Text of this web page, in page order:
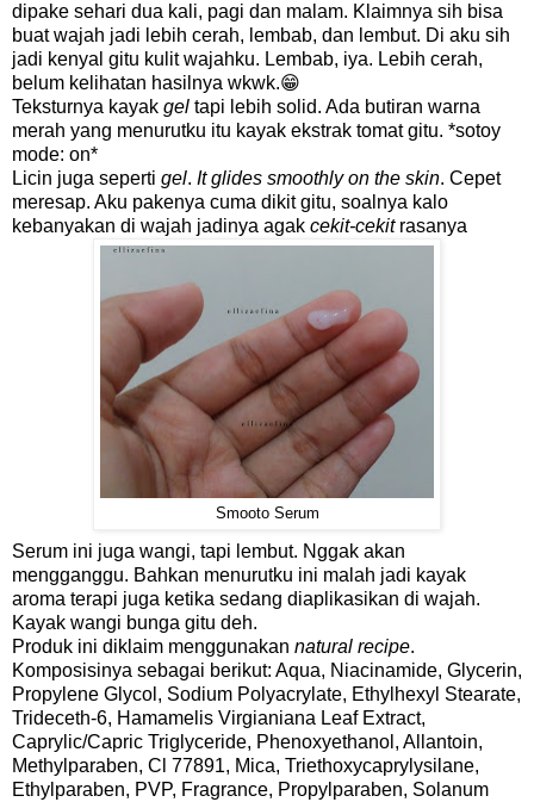
dipake sehari dua kali, pagi dan malam. Klaimnya sih bisa
buat wajah jadi lebih cerah, lembab, dan lembut. Di aku sih
jadi kenyal gitu kulit wajahku. Lembab, iya. Lebih cerah,
belum kelihatan hasilnya wkwk.😁
Teksturnya kayak gel tapi lebih solid. Ada butiran warna
merah yang menurutku itu kayak ekstrak tomat gitu. *sotoy
mode: on*
Licin juga seperti gel. It glides smoothly on the skin. Cepet
meresap. Aku pakenya cuma dikit gitu, soalnya kalo
kebanyakan di wajah jadinya agak cekit-cekitrasanya
Smooto Serum
Serum ini juga wangi, tapi lembut. Nggak akan
mengganggu. Bahkan menurutku ini malah jadi kayak
aroma terapi juga ketika sedang diaplikasikan di wajah.
Kayak wangi bunga gitu deh.
Produk ini diklaim menggunakan natural recipe.
Komposisinya sebagai berikut: Aqua, Niacinamide, Glycerin,
Propylene Glycol, Sodium Polyacrylate, Ethylhexyl Stearate,
Trideceth-6, Hamamelis Virgianiana Leaf Extract,
Caprylic/Capric Triglyceride, Phenoxyethanol, Allantoin,
Methylparaben, Cl 77891, Mica, Triethoxycaprylysilane,
Ethylparaben, PVP, Fragrance, Propylparaben, Solanum